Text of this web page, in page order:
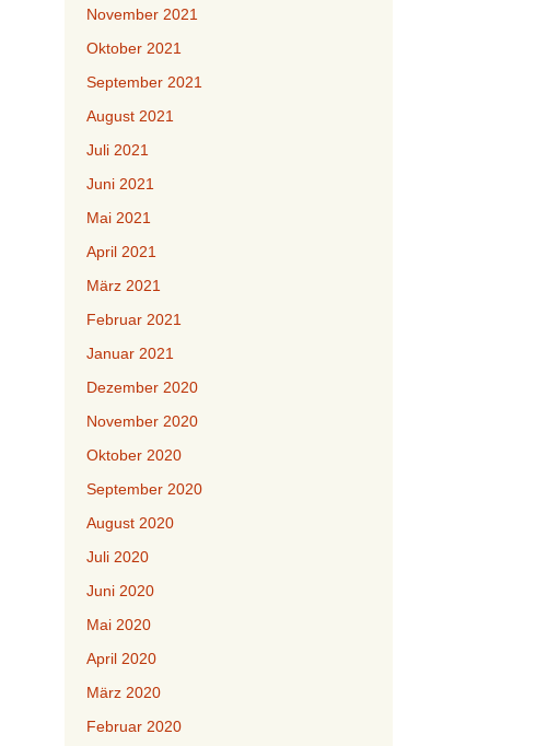
November 2021
Oktober 2021
September 2021
August 2021
Juli 2021
Juni 2021
Mai 2021
April 2021
März 2021
Februar 2021
Januar 2021
Dezember 2020
November 2020
Oktober 2020
September 2020
August 2020
Juli 2020
Juni 2020
Mai 2020
April 2020
März 2020
Februar 2020